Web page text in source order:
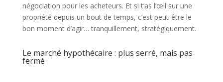
négociation pour les acheteurs. Et si t’as l’œil sur une
propriété depuis un bout de temps, c’est peut-être le
bon moment d’agir… tranquillement, stratégiquement.
Le marché hypothécaire : plus serré, mais pas
fermé